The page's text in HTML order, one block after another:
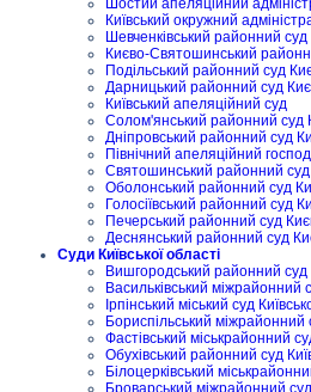
Шостий апеляційний
Київський окружний
Шевченківський районний
Києво-Святошинський
Подільський районний суд
Дарницький районний суд
Київський апеляційний суд
Солом'янський районний суд
Дніпровський районний суд
Північний апеляційний
Святошинський районний
Оболонський районний суд
Голосіївський районний суд
Печерський районний суд
Деснянський районний суд
Суди Київської області
Вишгородський районний суд
Васильківський міжрайонний
Ірпінський міський суд
Бориспільський міжрайонний
Фастівський міськрайонний
Обухівський районний суд
Білоцерківський